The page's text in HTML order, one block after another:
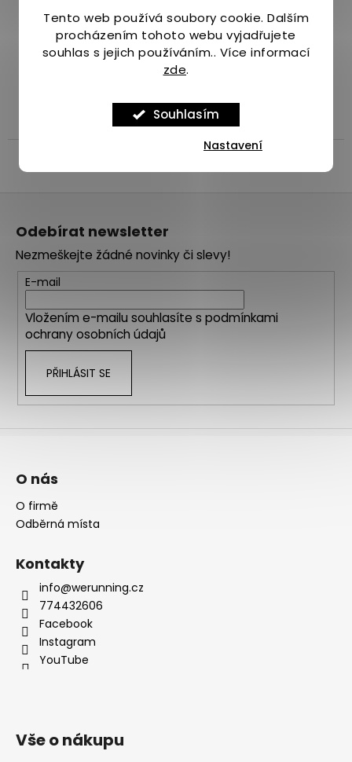
Tento web používá soubory cookie. Dalším
procházením tohoto webu vyjadřujete
souhlas s jejich používáním.. Více informací
zde.
Souhlasím
Nastavení
Široký výběr více než 1000 produktů
pro běhání.
Diskuze Značka
Odebírat newsletter
Nezmeškejte žádné novinky či slevy!
E-mail
Vložením e-mailu souhlasíte s podmínkami
ochrany osobních údajů
PŘIHLÁSIT SE
O nás
O firmě
Odběrná místa
Kontakty
info@werunning.cz
774432606
Facebook
Instagram
YouTube
Vše o nákupu